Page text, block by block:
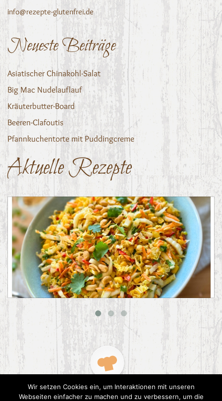
info@rezepte-glutenfrei.de
Neueste Beiträge
Asiatischer Chinakohl-Salat
Big Mac Nudelauflauf
Kräuterbutter-Board
Beeren-Clafoutis
Pfannkuchentorte mit Puddingcreme
Aktuelle Rezepte
Asiatischer Chinakohl-Salat
Wir setzen Cookies ein, um Interaktionen mit unseren
Webseiten einfacher zu machen und zu verbessern, um die